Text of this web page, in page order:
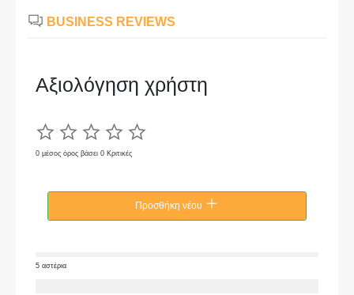
BUSINESS REVIEWS
Αξιολόγηση χρήστη
0 μέσος όρος βάσει 0 Κριτικές
Προσθήκη νέου
5 αστέρια